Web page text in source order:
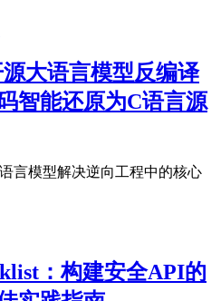
大语言模型反编译
智能还原为C语言源
言模型解决逆向工程中的核心
：构建安全API的